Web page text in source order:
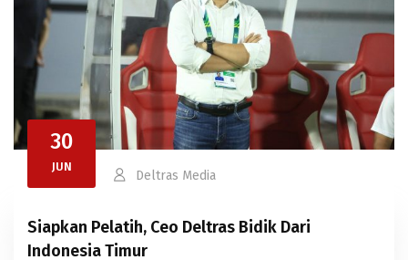
30
JUN
Deltras Media
Siapkan Pelatih, Ceo Deltras Bidik Dari
Indonesia Timur